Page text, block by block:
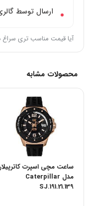
ارسال توسط
آیا قیمت مناسب تری سراغ
محصولات مشابه
ساعت مچی اسپرت کاترپیلار
مدل Caterpillar
SJ.191.21.139